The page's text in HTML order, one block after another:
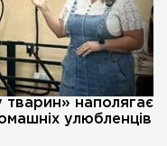
наполягає
улюбленців